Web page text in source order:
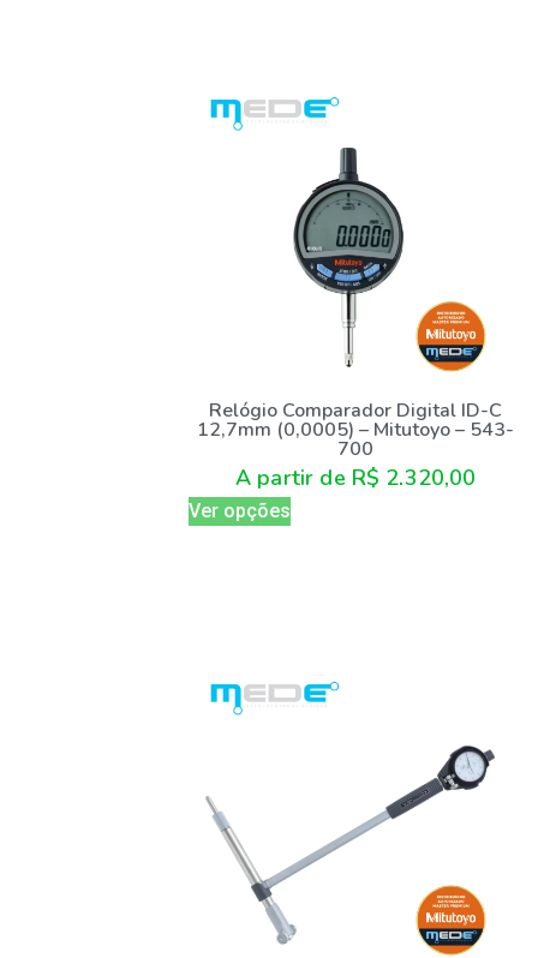
Relógio Comparador Digital ID-C
12,7mm (0,0005) – Mitutoyo – 543-
700
A partir de R$ 2.320,00
Ver opções